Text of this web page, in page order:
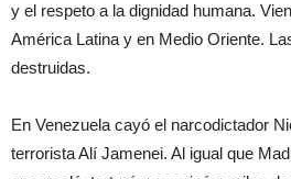
y el respeto a la dignidad humana.
América Latina y en Medio Oriente.
destruidas.
En Venezuela cayó el narcodictador
terrorista Alí Jamenei. Al igual que